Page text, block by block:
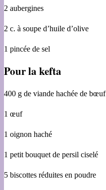
2 aubergines
2 c. à soupe d’huile d’olive
1 pincée de sel
Pour la kefta
400 g de viande hachée de bœuf
1 œuf
1 oignon haché
1 petit bouquet de persil ciselé
5 biscottes réduites en poudre